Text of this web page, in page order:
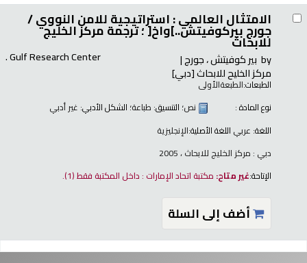
الامتثال العالمي : استراتيجية للامن النووي /
جورج بيركوفيتش..]واخ[ ؛ ترجمة مركز الخليج
للابحاث
Gulf Research Center . by بير كوفيتش ، جورج
مركز الخليح للابحاث[دبي]
الطبعات:الطبعةالأولى
نوع المادة :
نص؛ التنسيق: طباعة؛ الشكل الأدبي: غير أدبي
اللغة: عربي اللغة الأصلية:الإنجليزية
دبي : مركز الخليج للابحاث ، 2005
الإتاحة:غير متاح: مكتبة اتحاد الإمارات : داخل المكتبة فقط(1).
أضف إلى السلة